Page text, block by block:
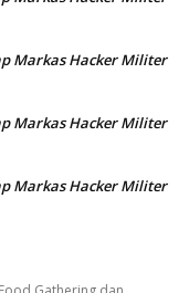
Markas Hacker Militer
Markas Hacker Militer
Markas Hacker Militer